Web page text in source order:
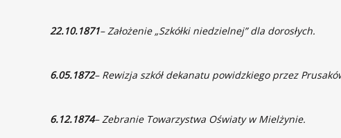
22.10.1871– Założenie „Szkółki niedzielnej” dla dorosłych.
6.05.1872– Rewizja szkół dekanatu powidzkiego przez
6.12.1874– Zebranie Towarzystwa Oświaty w Mielżynie.